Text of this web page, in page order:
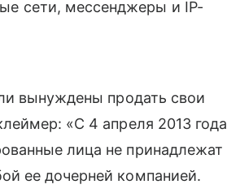
сети, мессенджеры и IP-
вынуждены продать свои
«С 4 апреля 2013 года
лица не принадлежат
ее дочерней компанией.